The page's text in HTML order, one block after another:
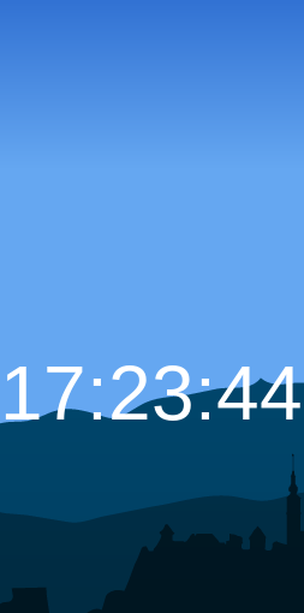
17:23:45